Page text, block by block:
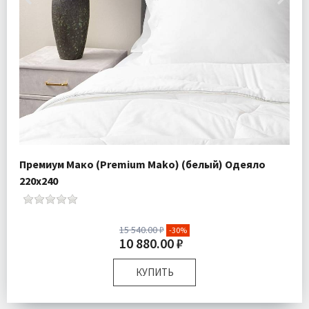
Премиум Мако (Premium Mako) (белый) Одеяло
220х240
15 540.00 ₽ -30%
10 880.00 ₽
КУПИТЬ
Размер: 220х240 см